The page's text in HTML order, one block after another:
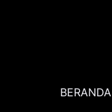
BERANDA